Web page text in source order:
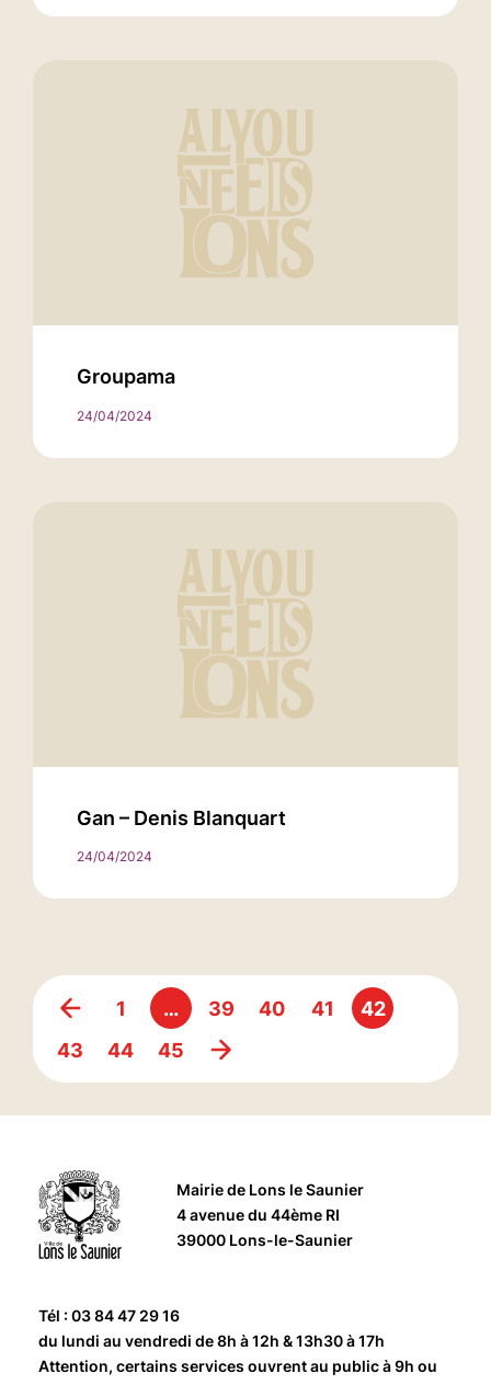
Groupama
24/04/2024
Gan – Denis Blanquart
24/04/2024
1 … 39 40 41
42
43
44 45
Mairie de Lons le Saunier
4 avenue du 44ème RI
39000 Lons-le-Saunier
Tél : 03 84 47 29 16
du lundi au vendredi de 8h à 12h & 13h30 à 17h
Attention, certains services ouvrent au public à 9h ou